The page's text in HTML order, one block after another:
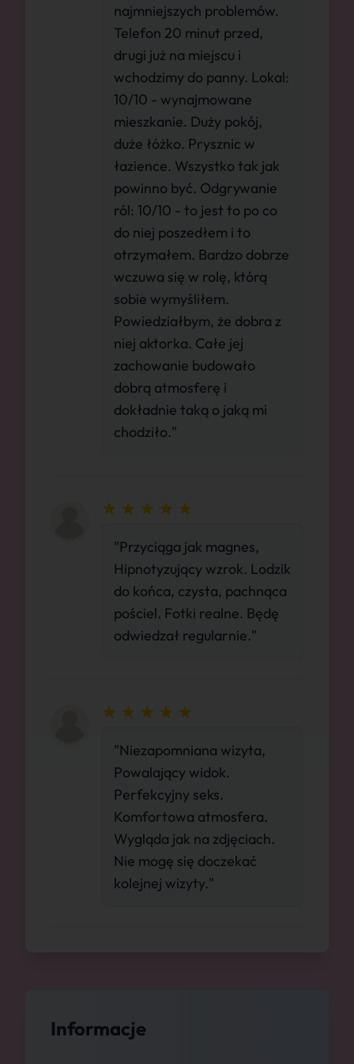
Informacje
najmniejszych problemów.
Telefon 20 minut przed,
drugi już na miejscu i
wchodzimy do panny. Lokal:
10/10 - wynajmowane
mieszkanie. Duży pokój,
duże łóżko. Prysznic w
łazience. Wszystko tak jak
powinno być. Odgrywanie
ról: 10/10 - to jest to po co
do niej poszedłem i to
otrzymałem. Bardzo dobrze
wczuwa się w rolę, którą
sobie wymyśliłem.
Powiedziałbym, że dobra z
niej aktorka. Całe jej
zachowanie budowało
dobrą atmosferę i
dokładnie taką o jaką mi
chodziło."
"Przyciąga jak magnes,
Hipnotyzujący wzrok. Lodzik
do końca, czysta, pachnąca
pościel. Fotki realne. Będę
odwiedzał regularnie."
"Niezapomniana wizyta,
Powalający widok.
Perfekcyjny seks.
Komfortowa atmosfera.
Wygląda jak na zdjęciach.
Nie mogę się doczekać
kolejnej wizyty."